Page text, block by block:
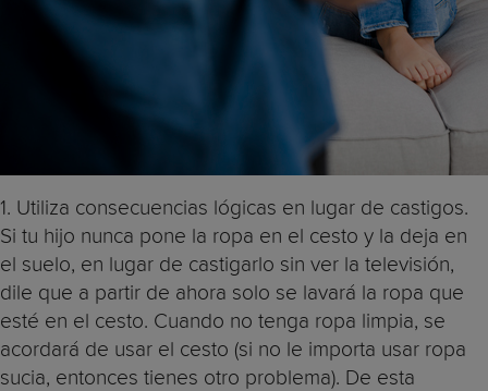
1. Utiliza consecuencias lógicas en lugar de castigos.
Si tu hijo nunca pone la ropa en el cesto y la deja en
el suelo, en lugar de castigarlo sin ver la televisión,
dile que a partir de ahora solo se lavará la ropa que
esté en el cesto. Cuando no tenga ropa limpia, se
acordará de usar el cesto (si no le importa usar ropa
sucia, entonces tienes otro problema). De esta